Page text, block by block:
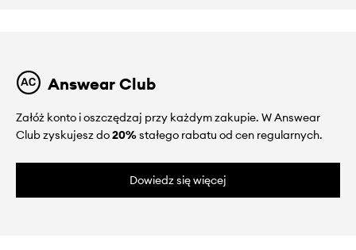
Answear Club
Załóż konto i oszczędzaj przy każdym zakupie. W Answear
Club zyskujesz do20%stałego rabatu od cen regularnych.
Dowiedz się więcej